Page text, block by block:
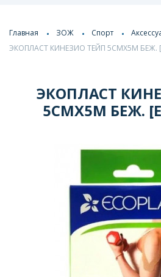
Главная ЗОЖ Спорт
ЭКОПЛАСТ КИНЕЗИО ТЕЙП 5СМХ5М БЕЖ.
ЭКОПЛАСТ
5СМХ5М БЕЖ.